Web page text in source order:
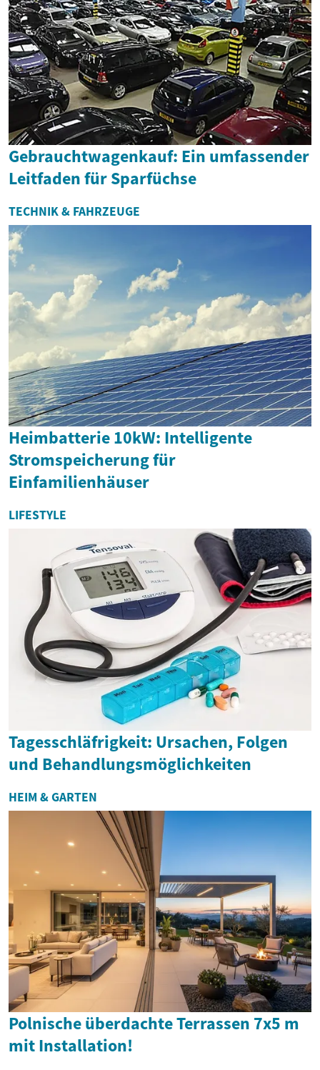
Gebrauchtwagenkauf: Ein umfassender
Leitfaden für Sparfüchse
TECHNIK & FAHRZEUGE
Heimbatterie 10kW: Intelligente
Stromspeicherung für
Einfamilienhäuser
LIFESTYLE
Tagesschläfrigkeit: Ursachen, Folgen
und Behandlungsmöglichkeiten
HEIM & GARTEN
Polnische überdachte Terrassen 7x5 m
mit Installation!